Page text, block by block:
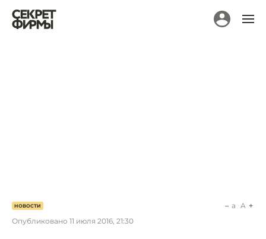
НОВОСТИ
Опубликовано 11 июля 2016, 21:30
a A